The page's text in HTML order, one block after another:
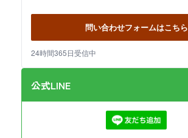
問い合わせフォームはこちら
24時間365日受信中
公式LINE